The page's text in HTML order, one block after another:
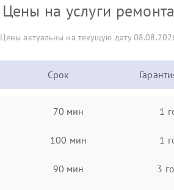
Цены на услуги ремонта
Цены актуальны на текущую дату
Срок
70 мин 1
100 мин 1
90 мин 3